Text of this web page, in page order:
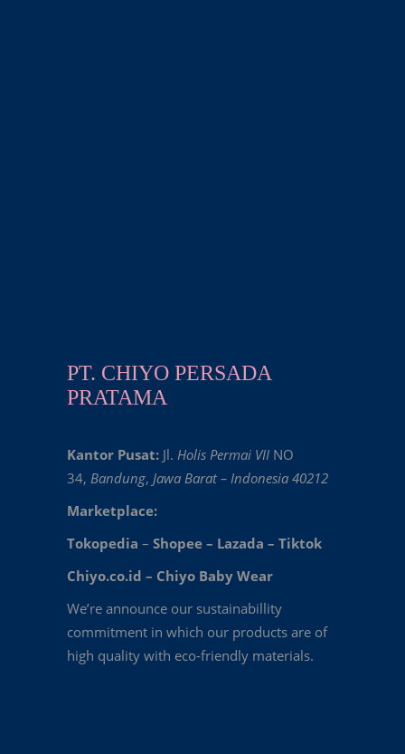
PT. CHIYO PERSADA
PRATAMA
Kantor Pusat: Jl. Holis Permai VII NO
34, Bandung, Jawa Barat – Indonesia 40212
Marketplace:
Tokopedia – Shopee – Lazada – Tiktok
Chiyo.co.id – Chiyo Baby Wear
We’re announce our sustainabillity
commitment in which our products are of
high quality with eco-friendly materials.